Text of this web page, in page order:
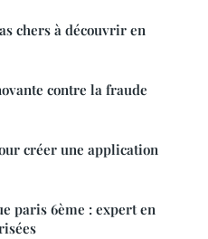
chers à découvrir en
contre la fraude
créer une application
paris 6ème : expert en